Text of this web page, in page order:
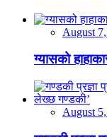
August
ग्यासको
August